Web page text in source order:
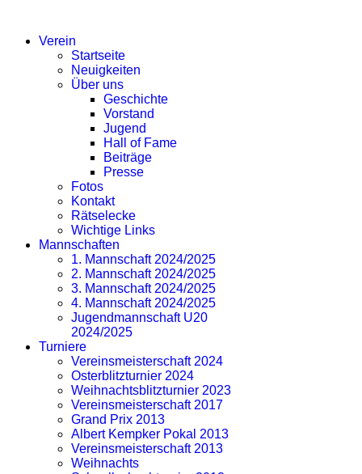
Verein
Startseite
Neuigkeiten
Über uns
Geschichte
Vorstand
Jugend
Hall of Fame
Beiträge
Presse
Fotos
Kontakt
Rätselecke
Wichtige Links
Mannschaften
1. Mannschaft 2024/2025
2. Mannschaft 2024/2025
3. Mannschaft 2024/2025
4. Mannschaft 2024/2025
Jugendmannschaft U20
2024/2025
Turniere
Vereinsmeisterschaft 2024
Osterblitzturnier 2024
Weihnachtsblitzturnier 2023
Vereinsmeisterschaft 2017
Grand Prix 2013
Albert Kempker Pokal 2013
Vereinsmeisterschaft 2013
Weihnachts